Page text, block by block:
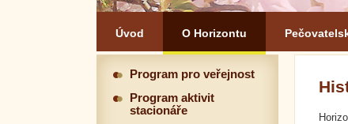
Úvod O Horizontu
Program pro veřejnost
Program aktivit
stacionáře